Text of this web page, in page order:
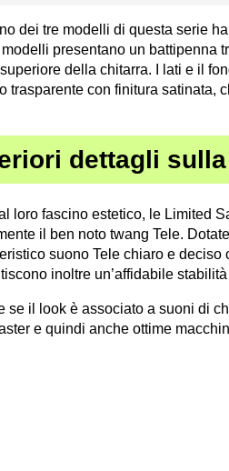
dei tre modelli di questa serie
presentano un battipenna
della chitarra. I lati e il
trasparente con finitura satinata,
dettagli
loro fascino estetico, le Limited
il ben noto twang Tele.
suono Tele chiaro e
inoltre un’affidabile
se il look è associato a suoni di
e quindi anche ottime